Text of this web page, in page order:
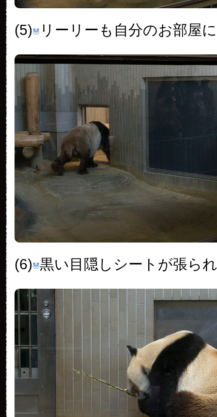
(5) リーリーも自分のお部屋
(6) 黒い目隠しシートが張ら